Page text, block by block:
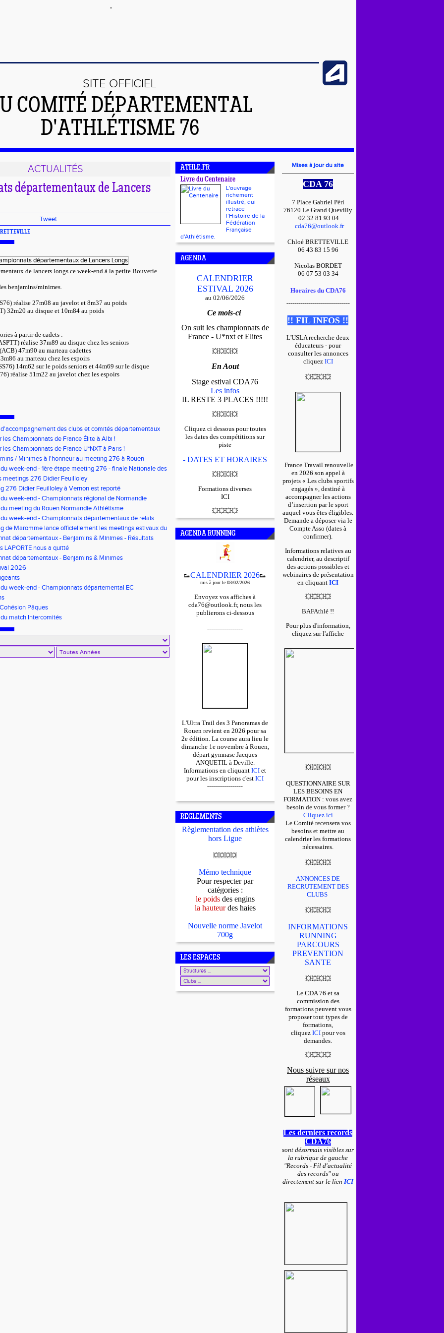
SITE OFFICIEL
COMITÉ DÉPARTEMENTAL
D'ATHLÉTISME 76
ACTUALITÉS
départementaux de Lancers
Tweet
de lancers longs ce week-end à la petite Bouverie.
benjamins/minimes.
réalise 27m08 au javelot et 8m37 au poids
32m20 au disque et 10m84 au poids
à partir de cadets :
réalise 37m89 au disque chez les seniors
47m90 au marteau cadettes
au marteau chez les espoirs
14m62 sur le poids seniors et 44m69 sur le disque
réalise 51m22 au javelot chez les espoirs
des clubs et comités départementaux
de volontaires au service civique
les Championnats de France Élite à Albi !
les Championnats de France U*NXT à Paris !
/ Minimes à l'honneur au meeting 276 à Rouen
week-end - 1ère étape meeting 276 - finale Nationale des
- Pré-France CJESM
meetings 276 Didier Feuilloley
276 Didier Feuilloley à Vernon est reporté
week-end - Championnats régional de Normandie
meeting du Rouen Normandie Athlétisme
week-end - Championnats départementaux de relais
départementale des triathlons poussins
de Maromme lance officiellement les meetings estivaux du
départementaux - Benjamins & Minimes - Résultats
LAPORTE nous a quitté
départementaux - Benjamins & Minimes
2026
week-end - Championnats départemental EC
Minimes - EO Adultes
Pâques
match Intercomités
ATHLE.FR
Livre du Centenaire
L'ouvrage
richement
illustré, qui
retrace
l’Histoire de la
Fédération
Française
d'Athlétisme.
AGENDA
CALENDRIER
ESTIVAL 2026
au 02/06/2026
Ce mois-ci
On suit les championnats de
France - U*nxt et Elites
💥💥💥💥
En Aout
Stage estival CDA76
Les infos
IL RESTE 3 PLACES !!!!!
💥💥💥💥
Cliquez ci dessous pour toutes
les dates des compétitions sur
piste
- DATES ET HORAIRES
💥💥💥💥
Formations diverses
ICI
💥💥💥💥
AGENDA RUNNING
👟CALENDRIER 2026👟
mis à jour le 03/02/2026
Envoyez vos affiches à
cda76@outlook.fr, nous les
publierons ci-dessous
------------------
L'Ultra Trail des 3 Panoramas de
Rouen revient en 2026 pour sa
2e édition. La course aura lieu le
dimanche 1e novembre à Rouen,
départ gymnase Jacques
ANQUETIL à Deville.
Informations en cliquant ICI et
pour les inscriptions c'est ICI
------------------
REGLEMENTS
Règlementation des athlètes
hors Ligue
💥💥💥💥
Mémo technique
Pour respecter par
catégories :
le poids des engins
la hauteurdes haies
Nouvelle norme Javelot
700g
LES ESPACES
Mises à jour du site
CDA 76
7 Place Gabriel Péri
76120 Le Grand Quevilly
02 32 81 93 04
cda76@outlook.fr
Chloé BRETTEVILLE
06 43 83 15 96
Nicolas BORDET
06 07 53 03 34
Horaires du CDA76
--------------------------------
!! FIL INFOS !!
L'USLA recherche deux
éducateurs - pour
consulter les annonces
cliquez ICI
💥💥💥💥
France Travail renouvelle
en 2026 son appel à
projets « Les clubs sportifs
engagés », destiné à
accompagner les actions
d’insertion par le sport
auquel vous êtes éligibles.
Demande a déposer via le
Compte Asso (dates à
confirmer).
Informations relatives au
calendrier, au descriptif
des actions possibles et
webinaires de présentation
en cliquant ICI
💥💥💥💥
BAFAthlé !!
Pour plus d'information,
cliquez sur l'affiche
💥💥💥💥
QUESTIONNAIRE SUR
LES BESOINS EN
FORMATION : vous avez
besoin de vous former ?
Cliquez ici
Le Comité recensera vos
besoins et mettre au
calendrier les formations
nécessaires.
💥💥💥💥
ANNONCES DE
RECRUTEMENT DES
CLUBS
💥💥💥💥
INFORMATIONS
RUNNING
PARCOURS
PREVENTION
SANTE
💥💥💥💥
Le CDA 76 et sa
commission des
formations peuvent vous
proposer tout types de
formations,
cliquez ICIpour vos
demandes.
💥💥💥💥
Nous suivre sur nos
réseaux
Les derniers records
CDA76
sont désormais visibles sur
la rubrique de gauche
"Records - Fil d'actualité
des records" ou
directement sur le lien ICI